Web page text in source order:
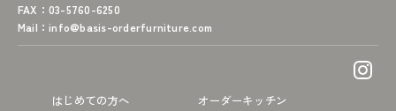
FAX ：03-5760-6250
Mail ：info@basis-orderfurniture.com
はじめての方へ
オーダーキッチン